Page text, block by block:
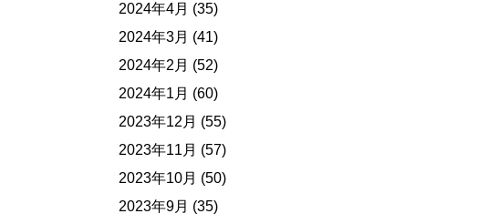
2024年4月 (35)
2024年3月 (41)
2024年2月 (52)
2024年1月 (60)
2023年12月 (55)
2023年11月 (57)
2023年10月 (50)
2023年9月 (35)